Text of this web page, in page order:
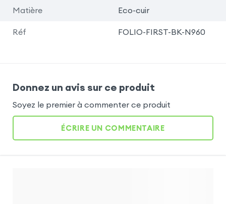
Matière Eco-cuir
Réf FOLIO-FIRST-BK-N960
Donnez un avis sur ce produit
Soyez le premier à commenter ce produit
ÉCRIRE UN COMMENTAIRE